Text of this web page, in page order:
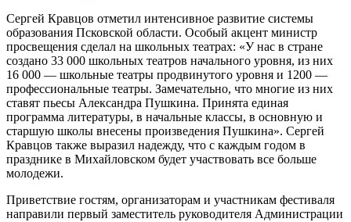
Сергей Кравцов отметил интенсивное развитие системы
образования Псковской области. Особый акцент министр
просвещения сделал на школьных театрах: «У нас в стране
создано 33 000 школьных театров начального уровня, из них
16 000 — школьные театры продвинутого уровня и 1200 —
профессиональные театры. Замечательно, что многие из них
ставят пьесы Александра Пушкина. Принята единая
программа литературы, в начальные классы, в основную и
старшую школы внесены произведения Пушкина». Сергей
Кравцов также выразил надежду, что с каждым годом в
празднике в Михайловском будет участвовать все больше
молодежи.
Приветствие гостям, организаторам и участникам фестиваля
направили первый заместитель руководителя Администрации